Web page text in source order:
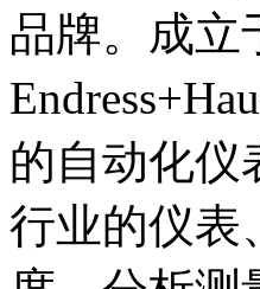
品牌。成立
的自动化仪
行业的仪表